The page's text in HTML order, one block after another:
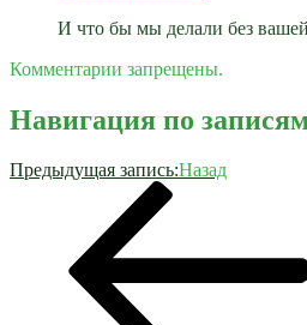
И что бы мы делали без
Комментарии запрещены.
Навигация по
Предыдущая запись:Назад